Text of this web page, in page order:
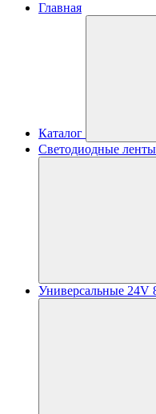
Главная
Каталог
Светодиодные ленты
Универсальные 24V